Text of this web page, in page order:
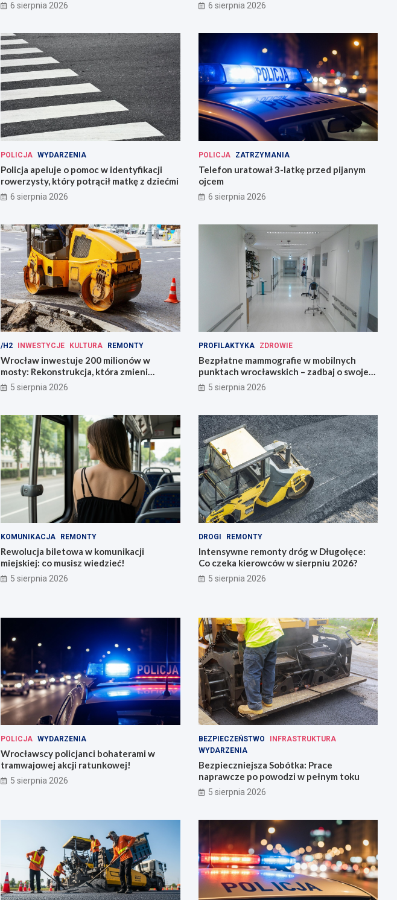
6 sierpnia 2026 6 sierpnia 2026
POLICJA WYDARZENIA
Policja apeluje o pomoc w identyfikacji
rowerzysty, który potrącił matkę z dziećmi
6 sierpnia 2026
POLICJA ZATRZYMANIA
Telefon uratował 3-latkę przed pijanym
ojcem
6 sierpnia 2026
/H2 INWESTYCJE KULTURA REMONTY
Wrocław inwestuje 200 milionów w
mosty: Rekonstrukcja, która zmieni
miasto!
5 sierpnia 2026
PROFILAKTYKA ZDROWIE
Bezpłatne mammografie w mobilnych
punktach wrocławskich – zadbaj o swoje
zdrowie!
5 sierpnia 2026
KOMUNIKACJA REMONTY
Rewolucja biletowa w komunikacji
miejskiej: co musisz wiedzieć!
5 sierpnia 2026
DROGI REMONTY
Intensywne remonty dróg w Długołęce:
Co czeka kierowców w sierpniu 2026?
5 sierpnia 2026
POLICJA WYDARZENIA
Wrocławscy policjanci bohaterami w
tramwajowej akcji ratunkowej!
5 sierpnia 2026
BEZPIECZEŃSTWO
INFRASTRUKTURA
WYDARZENIA
Bezpieczniejsza Sobótka: Prace
naprawcze po powodzi w pełnym toku
5 sierpnia 2026